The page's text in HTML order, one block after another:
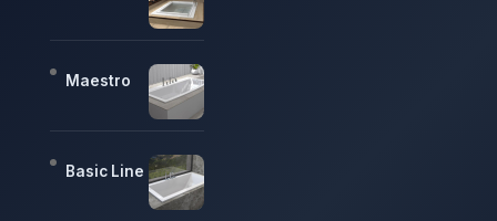
Maestro
Basic Line